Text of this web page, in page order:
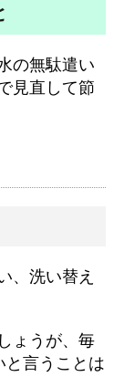
の無駄遣い
見直して節
、洗い替え
ょうが、毎
と言うことは